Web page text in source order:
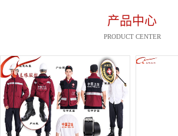
产品中心
PRODUCT CENTER